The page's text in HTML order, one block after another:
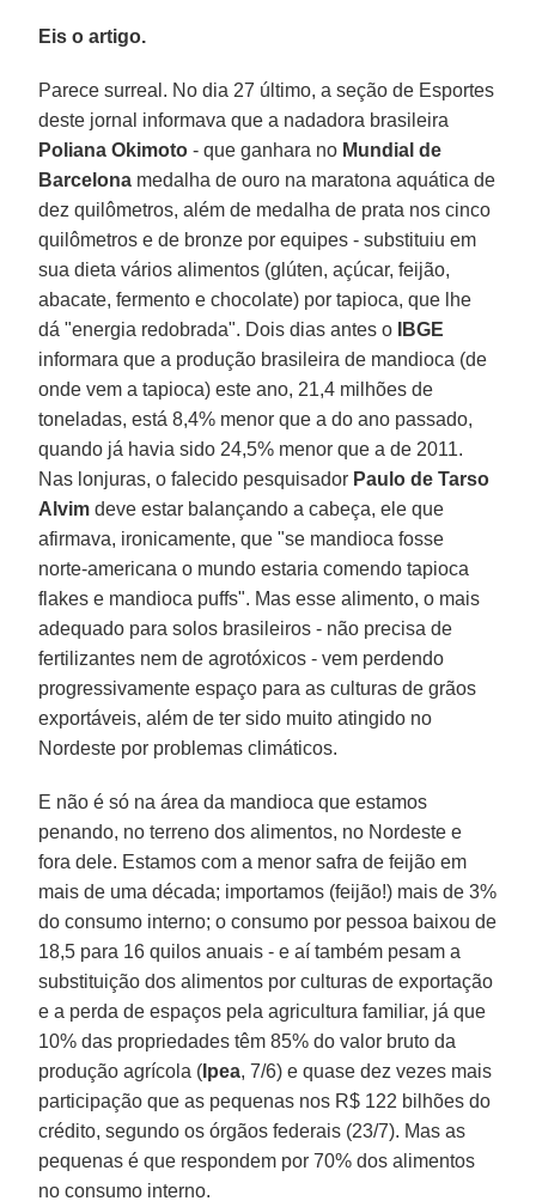
Eis o artigo.
Parece surreal. No dia 27 último, a seção de Esportes
deste jornal informava que a nadadora brasileira
Poliana Okimoto - que ganhara no Mundial de
Barcelona medalha de ouro na maratona aquática de
dez quilômetros, além de medalha de prata nos cinco
quilômetros e de bronze por equipes - substituiu em
sua dieta vários alimentos (glúten, açúcar, feijão,
abacate, fermento e chocolate) por tapioca, que lhe
dá "energia redobrada". Dois dias antes o
IBGE
informara que a produção brasileira de mandioca (de
onde vem a tapioca) este ano, 21,4 milhões de
toneladas, está 8,4% menor que a do ano passado,
quando já havia sido 24,5% menor que a de 2011.
Nas lonjuras, o falecido pesquisador Paulo de Tarso
Alvim deve estar balançando a cabeça, ele que
afirmava, ironicamente, que "se mandioca fosse
norte-americana o mundo estaria comendo tapioca
flakes e mandioca puffs". Mas esse alimento, o mais
adequado para solos brasileiros - não precisa de
fertilizantes nem de agrotóxicos - vem perdendo
progressivamente espaço para as culturas de grãos
exportáveis, além de ter sido muito atingido no
Nordeste por problemas climáticos.
E não é só na área da mandioca que estamos
penando, no terreno dos alimentos, no Nordeste e
fora dele. Estamos com a menor safra de feijão em
mais de uma década; importamos (feijão!) mais de 3%
do consumo interno; o consumo por pessoa baixou de
18,5 para 16 quilos anuais - e aí também pesam a
substituição dos alimentos por culturas de exportação
e a perda de espaços pela agricultura familiar, já que
10% das propriedades têm 85% do valor bruto da
produção agrícola ( Ipea, 7/6) e quase dez vezes mais
participação que as pequenas nos R$ 122 bilhões do
crédito, segundo os órgãos federais (23/7). Mas as
pequenas é que respondem por 70% dos alimentos
no consumo interno.